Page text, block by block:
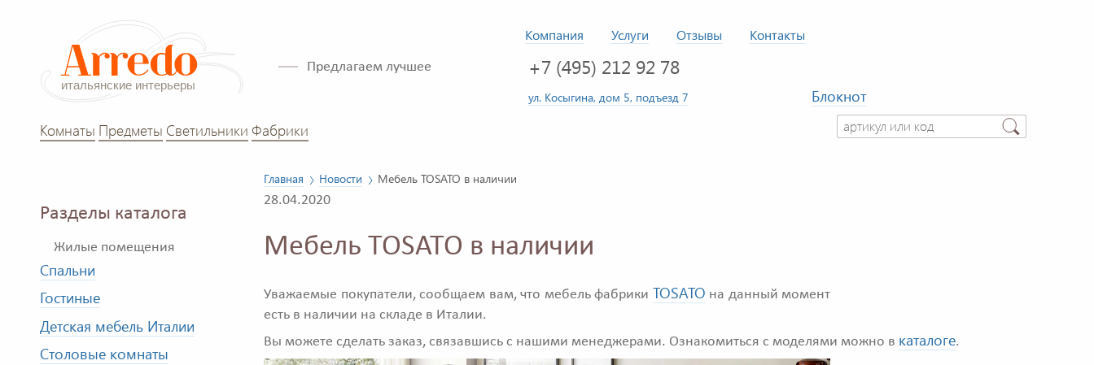
Компания Услуги Отзывы Контакты
Предлагаем лучшее +7 (495) 212 92 78
ул. Косыгина, дом 5, подъезд 7
Блокнот
Комнаты Предметы Светильники Фабрики
Разделы каталога
Жилые помещения
Спальни
Гостиные
Детская мебель Италии
Столовые комнаты
Главная Новости
Мебель TOSATO в наличии
28.04.2020
Мебель TOSATO в наличии
Уважаемые покупатели, сообщаем вам, что мебель фабрики TOSATO на данный момент
есть в наличии на складе в Италии.
Вы можете сделать заказ, связавшись с нашими менеджерами. Ознакомиться с моделями можно в каталоге.